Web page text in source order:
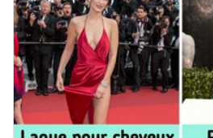
la plus moche que j’aie jamais vue”.